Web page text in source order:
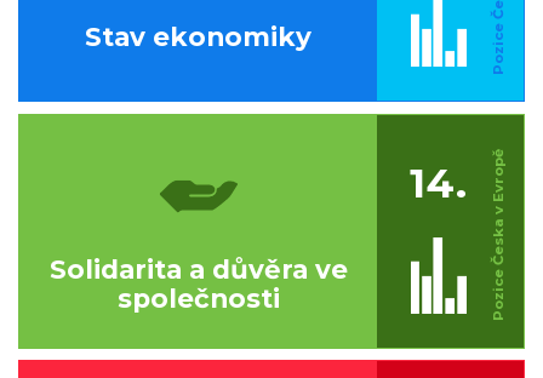
Stav ekonomiky
Solidarita a důvěra ve
společnosti
14.